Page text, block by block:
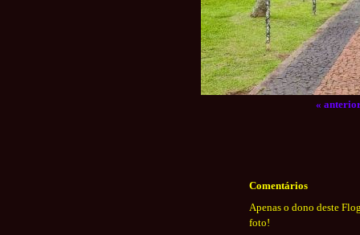
«
Comentários
Apenas o dono deste
foto!